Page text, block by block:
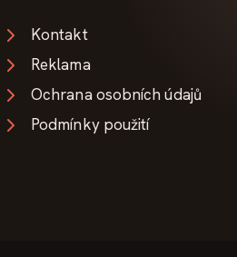
Kontakt
Reklama
Ochrana osobních údajů
Podmínky použití